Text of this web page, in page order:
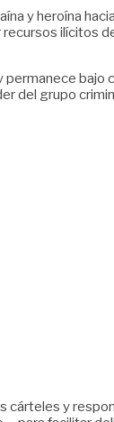
y heroína
ilícitos
permanece bajo
del grupo
cárteles y